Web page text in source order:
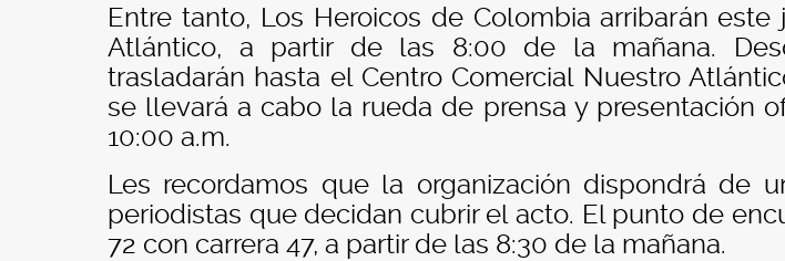
Entre tanto, Los Heroicos de Colombia arribarán
Atlántico, a partir de las 8:00 de la mañana.
trasladarán hasta el Centro Comercial Nuestro
se llevará a cabo la rueda de prensa y presentación
10:00 a.m.
Les recordamos que la organización dispondrá de
periodistas que decidan cubrir el acto. El punto de
72 con carrera 47, a partir de las 8:30 de la mañana.